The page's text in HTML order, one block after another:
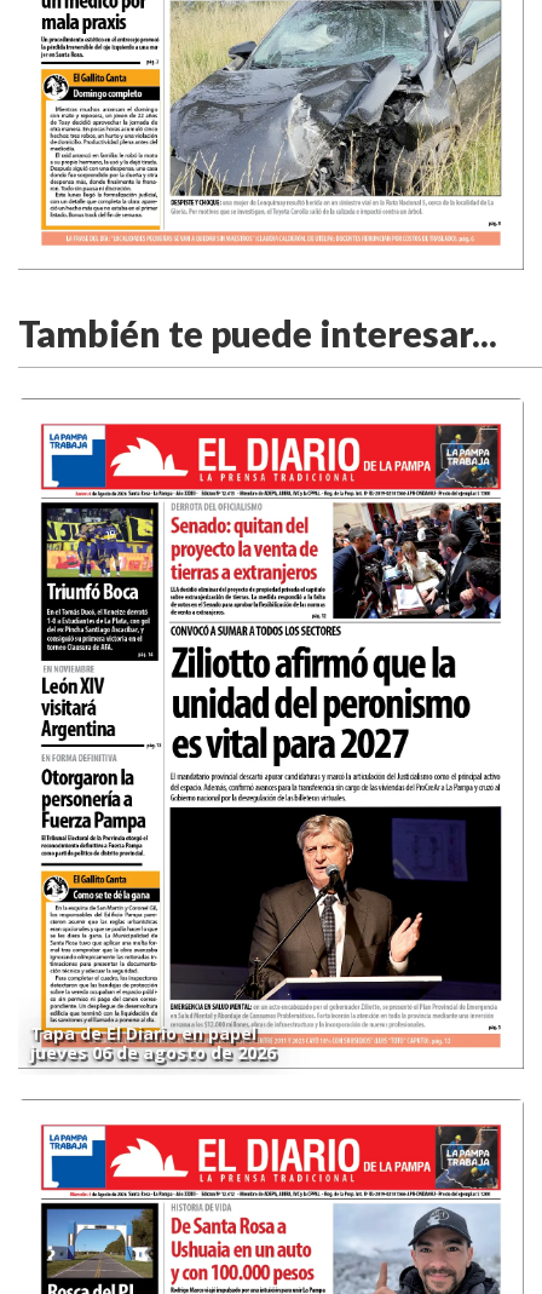
También te puede interesar...
Tapa de El Diario en papel
jueves 06 de agosto de 2026